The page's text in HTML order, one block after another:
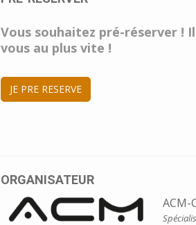
Vous souhaitez pré-réserver !
vous au plus vite !
JE PRE RESERVE
ORGANISATEUR
ACM-